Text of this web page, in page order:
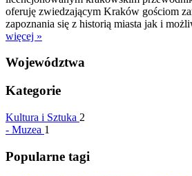
oferuję zwiedzającym Kraków gościom
zapoznania się z historią miasta jak i
więcej »
Województwa
Kategorie
Kultura i Sztuka 2
- Muzea 1
Popularne tagi